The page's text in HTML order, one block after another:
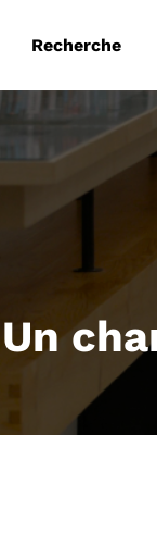
Recherche
Un